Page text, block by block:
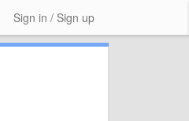
Sign in / Sign up